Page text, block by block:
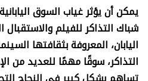
يمكن أن يؤثر غياب السوق
شباك التذاكر للفيلم والاستقبال
اليابان، المعروفة بثقافتها
التذاكر، سوقًا مهمًا للعديد من